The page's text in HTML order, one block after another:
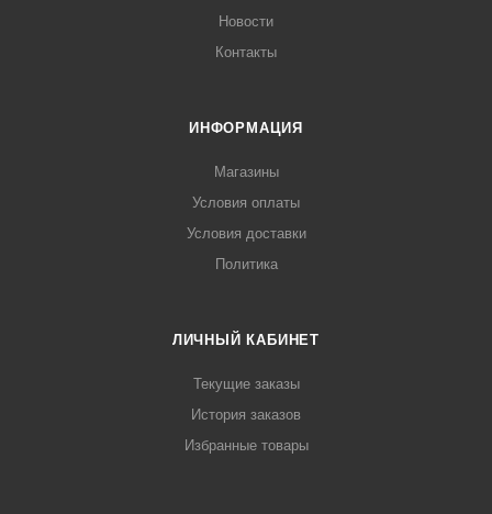
Новости
Контакты
ИНФОРМАЦИЯ
Магазины
Условия оплаты
Условия доставки
Политика
ЛИЧНЫЙ КАБИНЕТ
Текущие заказы
История заказов
Избранные товары